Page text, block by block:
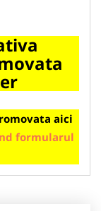
aici
formularul